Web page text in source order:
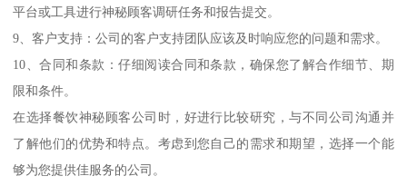
平台或工具进行神秘顾客调研任务和报告提交。
9、客户支持：公司的客户支持团队应该及时响应您的问题和需求。
10、合同和条款：仔细阅读合同和条款，确保您了解合作细节、期
限和条件。
在选择餐饮神秘顾客公司时，好进行比较研究，与不同公司沟通并
了解他们的优势和特点。考虑到您自己的需求和期望，选择一个能
够为您提供佳服务的公司。